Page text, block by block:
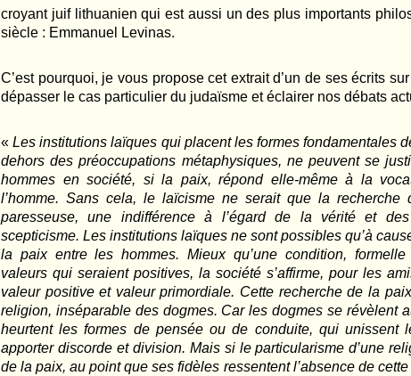
croyant juif lithuanien qui est aussi un des plus importants
siècle : Emmanuel Levinas.
C’est pourquoi, je vous propose cet extrait d’un de ses écrits
dépasser le cas particulier du judaïsme et éclairer nos débats
« Les institutions laïques qui placent les formes fondamentales
dehors des préoccupations métaphysiques, ne peuvent se
hommes en société, si la paix, répond elle-même à la
l’homme. Sans cela, le laïcisme ne serait que la recherche
paresseuse, une indifférence à l’égard de la vérité et
scepticisme. Les institutions laïques ne sont possibles qu’à
la paix entre les hommes. Mieux qu’une condition, formelle
valeurs qui seraient positives, la société s’affirme, pour les
valeur positive et valeur primordiale. Cette recherche de la
religion, inséparable des dogmes. Car les dogmes se révèlent
heurtent les formes de pensée ou de conduite, qui unissent
apporter discorde et division. Mais si le particularisme d’une
de la paix, au point que ses fidèles ressentent l’absence de